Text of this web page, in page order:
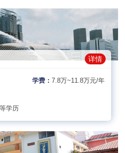
详情
学费： 7.8万~11.8万元/年
学历